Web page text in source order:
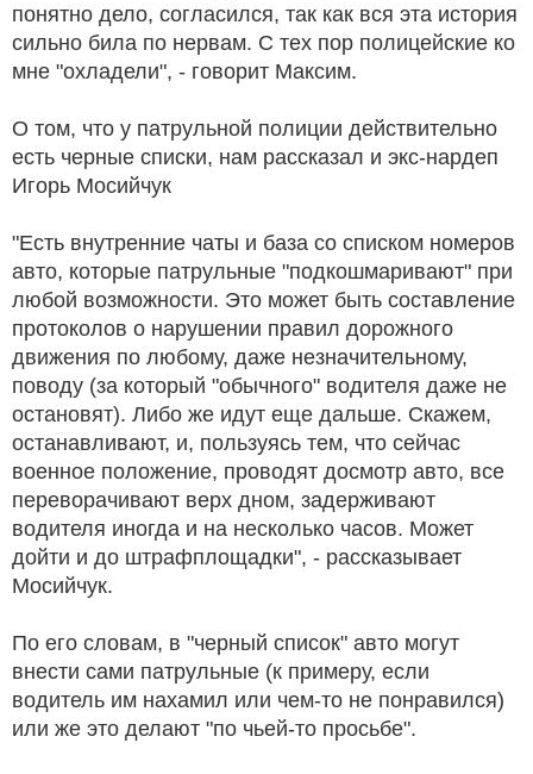
понятно дело, согласился, так как вся эта история
сильно била по нервам. С тех пор полицейские ко
мне "охладели", - говорит Максим.
О том, что у патрульной полиции действительно
есть черные списки, нам рассказал и экс-нардеп
Игорь Мосийчук
"Есть внутренние чаты и база со списком номеров
авто, которые патрульные "подкошмаривают" при
любой возможности. Это может быть составление
протоколов о нарушении правил дорожного
движения по любому, даже незначительному,
поводу (за который "обычного" водителя даже не
остановят). Либо же идут еще дальше. Скажем,
останавливают, и, пользуясь тем, что сейчас
военное положение, проводят досмотр авто, все
переворачивают верх дном, задерживают
водителя иногда и на несколько часов. Может
дойти и до штрафплощадки", - рассказывает
Мосийчук.
По его словам, в "черный список" авто могут
внести сами патрульные (к примеру, если
водитель им нахамил или чем-то не понравился)
или же это делают "по чьей-то просьбе".